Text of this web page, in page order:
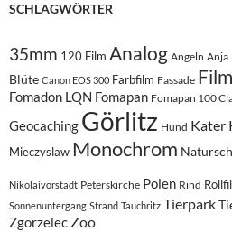
SCHLAGWÖRTER
35mm 120 Film Analog Angeln Anja
Blüte Canon EOS 300 Farbfilm Fassade
Fomadon LQN Fomapan Fomapan 100
Geocaching Görlitz Hund Kater
Mieczyslaw Monochrom
Nikolaivorstadt Peterskirche Polen Rind
Sonnenuntergang Strand Tauchritz Tierpark
Zgorzelec Zoo